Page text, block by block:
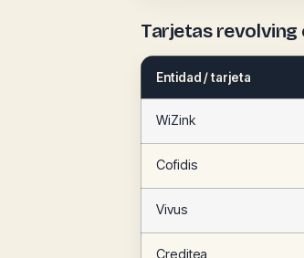
Tarjetas revolving
Entidad / tarjeta
WiZink
Cofidis
Vivus
Creditea